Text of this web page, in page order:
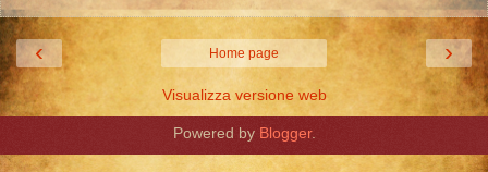
‹ ›
Home page
Visualizza versione web
Powered by Blogger.